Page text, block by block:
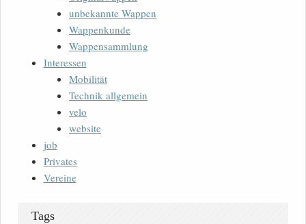
unbekannte Wappen
Wappenkunde
Wappensammlung
Interessen
Mobilität
Technik allgemein
velo
website
job
Privates
Vereine
Tags